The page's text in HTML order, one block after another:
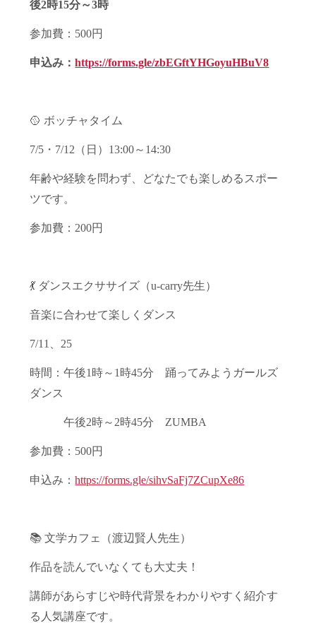
後2時15分～3時
参加費：500円
申込み：https://forms.gle/zbEGftYHGoyuHBuV8
🥎 ボッチャタイム
7/5・7/12（日）13:00～14:30
年齢や経験を問わず、どなたでも楽しめるスポー
ツです。
参加費：200円
💃 ダンスエクササイズ（u-carry先生）
音楽に合わせて楽しくダンス
7/11、25
時間：午後1時～1時45分 踊ってみようガールズ
ダンス
午後2時～2時45分 ZUMBA
参加費：500円
申込み：https://forms.gle/sihvSaFj7ZCupXe86
📚 文学カフェ（渡辺賢人先生）
作品を読んでいなくても大丈夫！
講師があらすじや時代背景をわかりやすく紹介す
る人気講座です。